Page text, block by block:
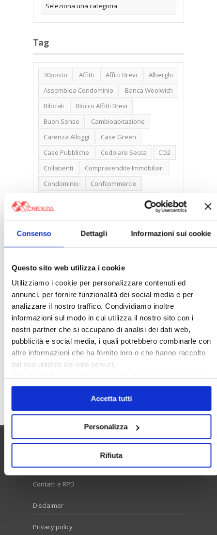
Consenso Dettagli Informazioni sui cookie
Questo sito web utilizza i cookie
Utilizziamo i cookie per personalizzare contenuti ed
annunci, per fornire funzionalità dei social media e per
analizzare il nostro traffico. Condividiamo inoltre
informazioni sul modo in cui utilizza il nostro sito con i
nostri partner che si occupano di analisi dei dati web,
pubblicità e social media, i quali potrebbero combinarle con
altre informazioni che ha fornito loro o che hanno raccolto
dal suo utilizzo dei loro servizi.
solo i cookie necessari.
Accetta tutti
Personalizza
Rifiuta
Tag
30posto Affitti Affitti Brevi
Alberghi
Assemblea Condominio
Banca Woolwich
Bilocali
Blocco Affitti Brevi
Buon Senso
Cambioabitazione
Carenza Alloggi
Case Green
Case Pubbliche
Cedolare Secca
CO2
Collabenti
Compravendite Immobiliari
Condominio
Confcommercio
Detrazioni Edilizie
Firenze
Gabetti Spa
Green Deal
Green Party
Ideologia Green
Irregolarità Formali
Prima Casa
Proprietari Casa
Rendite Catastali
Rivoluzioneliberale
Sunia
Trasferimenti
Treviso
Valore Case
Contatti e RPD
Disclaimer
Privacy policy